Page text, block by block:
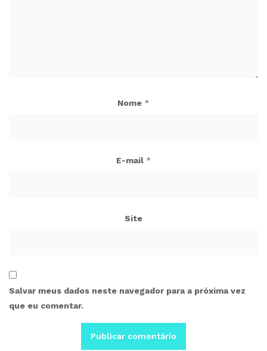
Nome *
E-mail *
Site
Salvar meus dados neste navegador para a próxima vez
que eu comentar.